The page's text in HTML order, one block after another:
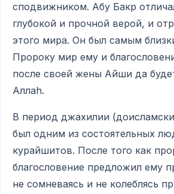
сподвижником. Абу Бакр
глубокой и прочной верой, и
этого мира. Он был самым
Пророку мир ему и
после своей жены Айши да
Аллаh.
В период джахилии
был одним из состоятельных
курайшитов. После того как
благословение предложил ему
не сомневаясь и не колеблясь